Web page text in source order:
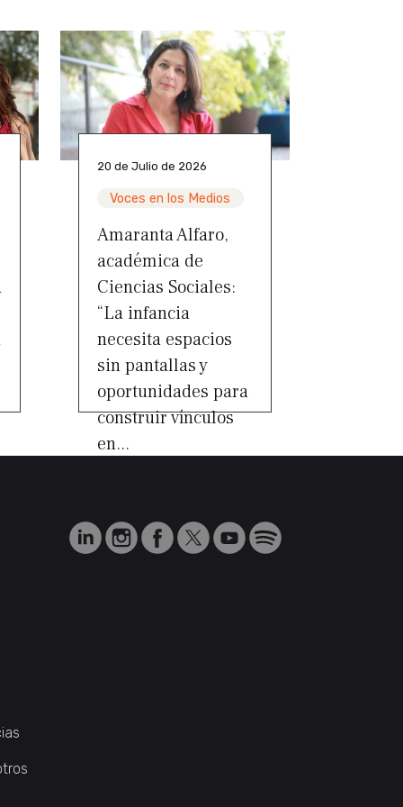
20 de Julio de 2026
Voces en los Medios
Amaranta Alfaro,
académica de
Ciencias Sociales:
“La infancia
necesita espacios
sin pantallas y
oportunidades para
construir vínculos
en...